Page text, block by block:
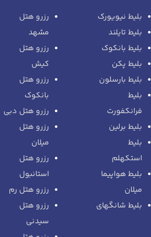
بلیط نیویورک
بلیط تایلند
بلیط بانکوک
بلیط پکن
بلیط بارسلون
بلیط
فرانکفورت
بلیط برلین
بلیط
استکهلم
بلیط هواپیما
میلان
بلیط شانگهای
رزرو هتل
مشهد
رزرو هتل
کیش
رزرو هتل
بانکوک
رزرو هتل دبی
رزرو هتل
میلان
رزرو هتل
استانبول
رزرو هتل رم
رزرو هتل
سیدنی